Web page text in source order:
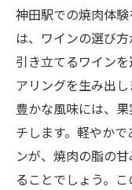
神田駅での焼肉体
は、ワインの選び
引き立てるワイン
アリングを生み出
豊かな風味には、
チします。軽やか
ンが、焼肉の脂の
ることでしょう。